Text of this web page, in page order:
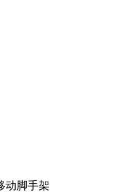
动脚手架